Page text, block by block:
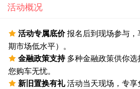
活动概况
活动专属底价报名后到现场参与，
期市场低水平）。
金融政策支持多种金融政策供你选
您购车无忧。
新旧置换有礼活动当天现场，专享